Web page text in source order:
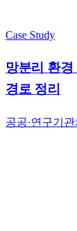
Case Study
망분리 환
경로 정리
공공·연구기